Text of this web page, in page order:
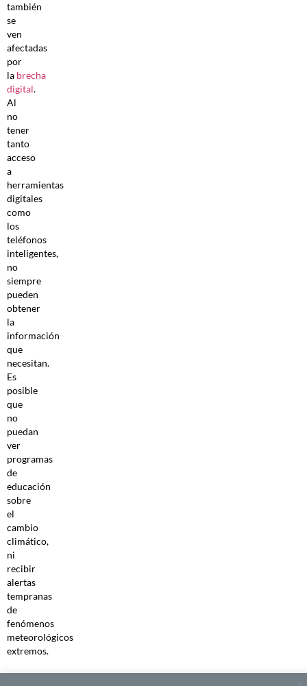
también
se
ven
afectadas
por
la brecha
digital.
Al
no
tener
tanto
acceso
a
herramientas
digitales
como
los
teléfonos
inteligentes,
no
siempre
pueden
obtener
la
información
que
necesitan.
Es
posible
que
no
puedan
ver
programas
de
educación
sobre
el
cambio
climático,
ni
recibir
alertas
tempranas
de
fenómenos
meteorológicos
extremos.